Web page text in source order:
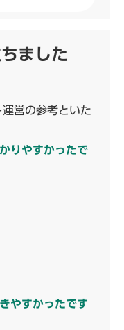
ました
営の参考といた
りやすかったで
やすかったです